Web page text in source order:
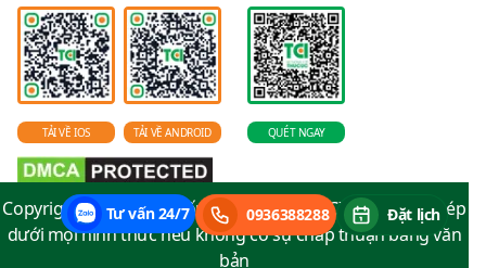
TẢI VỀ IOS TẢI VỀ ANDROID QUÉT NGAY
Copyright © 2025 Hệ thống y tế Thu Cúc TCI - Cấm sao chép
dưới mọi hình thức nếu không có sự chấp thuận bằng văn
bản
Tư vấn 24/7 0936388288 Đặt lịch